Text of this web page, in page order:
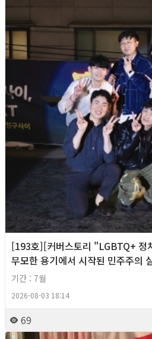
[193호][커버스토리 "LGBTQ+ 정
무모한 용기에서 시작된 민주주의
기간 : 7월
2026-08-03 18:14
69